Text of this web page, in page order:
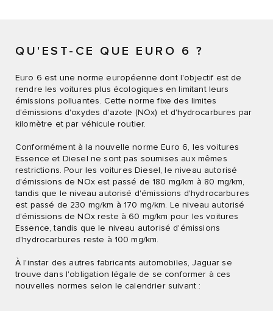
QU'EST-CE QUE EURO 6 ?
Euro 6 est une norme européenne dont l'objectif est de
rendre les voitures plus écologiques en limitant leurs
émissions polluantes. Cette norme fixe des limites
d'émissions d'oxydes d'azote (NOx) et d'hydrocarbures par
kilomètre et par véhicule routier.
Conformément à la nouvelle norme Euro 6, les voitures
Essence et Diesel ne sont pas soumises aux mêmes
restrictions. Pour les voitures Diesel, le niveau autorisé
d'émissions de NOx est passé de 180 mg/km à 80 mg/km,
tandis que le niveau autorisé d'émissions d'hydrocarbures
est passé de 230 mg/km à 170 mg/km. Le niveau autorisé
d'émissions de NOx reste à 60 mg/km pour les voitures
Essence, tandis que le niveau autorisé d'émissions
d'hydrocarbures reste à 100 mg/km.
À l'instar des autres fabricants automobiles, Jaguar se
trouve dans l'obligation légale de se conformer à ces
nouvelles normes selon le calendrier suivant :